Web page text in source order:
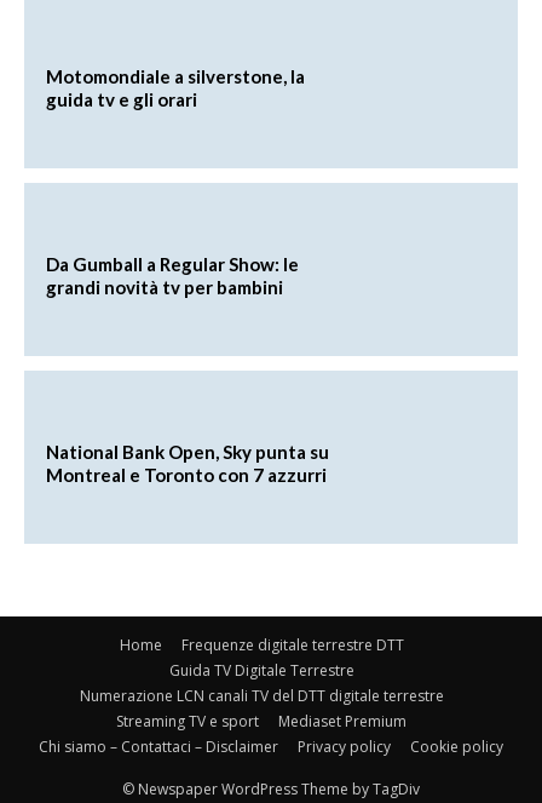
Motomondiale a silverstone, la
guida tv e gli orari
Da Gumball a Regular Show: le
grandi novità tv per bambini
National Bank Open, Sky punta su
Montreal e Toronto con 7 azzurri
Home
Frequenze digitale terrestre DTT
Guida TV Digitale Terrestre
Numerazione LCN canali TV del DTT digitale terrestre
Streaming TV e sport
Mediaset Premium
Chi siamo – Contattaci – Disclaimer
Privacy policy Cookie policy
© Newspaper WordPress Theme by TagDiv